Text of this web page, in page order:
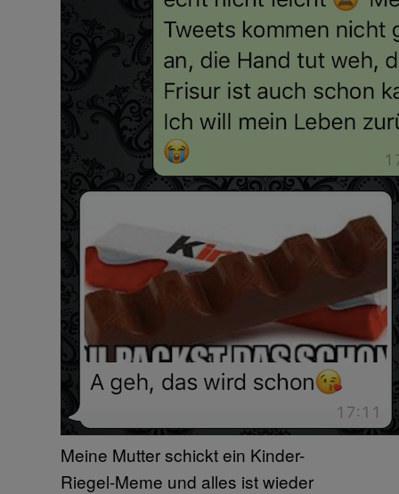
Meine Mutter schickt ein Kinder-
Riegel-Meme und alles ist wieder